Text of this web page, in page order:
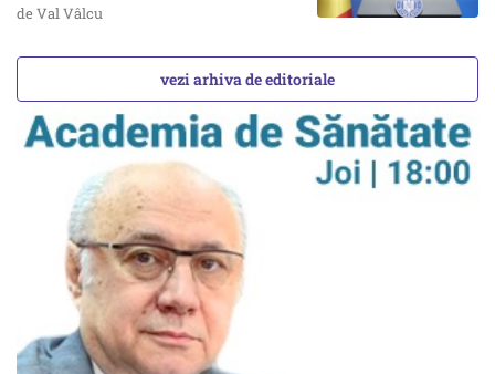
de Val Vâlcu
vezi arhiva de editoriale